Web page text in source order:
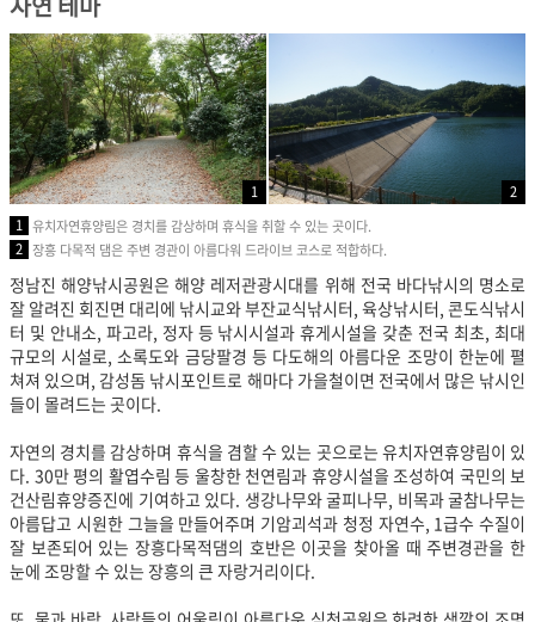
1
2
1 유치자연휴양림은 경치를 감상하며 휴식을 취할 수 있는 곳이다.
2 장흥 다목적 댐은 주변 경관이 아름다워 드라이브 코스로 적합하다.
정남진 해양낚시공원은 해양 레저관광시대를 위해 전국 바다낚시의 명소로
잘 알려진 회진면 대리에 낚시교와 부잔교식낚시터, 육상낚시터, 콘도식낚시
터 및 안내소, 파고라, 정자 등 낚시시설과 휴게시설을 갖춘 전국 최초, 최대
규모의 시설로, 소록도와 금당팔경 등 다도해의 아름다운 조망이 한눈에 펼
쳐져 있으며, 감성돔 낚시포인트로 해마다 가을철이면 전국에서 많은 낚시인
들이 몰려드는 곳이다.
자연의 경치를 감상하며 휴식을 겸할 수 있는 곳으로는 유치자연휴양림이 있
다. 30만 평의 활엽수림 등 울창한 천연림과 휴양시설을 조성하여 국민의 보
건산림휴양증진에 기여하고 있다. 생강나무와 굴피나무, 비목과 굴참나무는
아름답고 시원한 그늘을 만들어주며 기암괴석과 청정 자연수, 1급수 수질이
잘 보존되어 있는 장흥다목적댐의 호반은 이곳을 찾아올 때 주변경관을 한
눈에 조망할 수 있는 장흥의 큰 자랑거리이다.